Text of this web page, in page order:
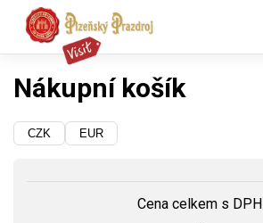
Nákupní košík
CZK EUR
Cena celkem s DPH